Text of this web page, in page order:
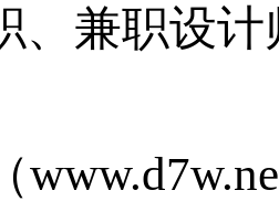
、兼职设